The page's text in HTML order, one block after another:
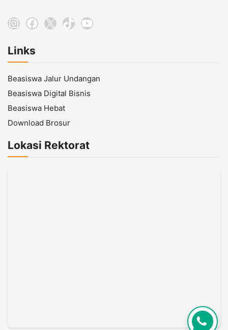
Instagram
Facebook
X TikTokYouTube
Links
Beasiswa Jalur Undangan
Beasiswa Digital Bisnis
Beasiswa Hebat
Download Brosur
Lokasi Rektorat